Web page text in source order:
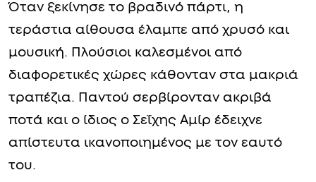
Όταν ξεκίνησε το βραδινό πάρτι, η
τεράστια αίθουσα έλαμπε από χρυσό και
μουσική. Πλούσιοι καλεσμένοι από
διαφορετικές χώρες κάθονταν στα μακριά
τραπέζια. Παντού σερβίρονταν ακριβά
ποτά και ο ίδιος ο Σεΐχης Αμίρ έδειχνε
απίστευτα ικανοποιημένος με τον εαυτό
του.